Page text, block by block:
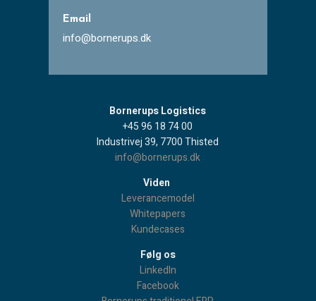
Email
info@bornerups.dk
Bornerups Logistics
+45 96 18 74 00
Industrivej 39, 7700 Thisted
info@bornerups.dk
Viden
Leverancemodel
Whitepapers
Kundecases
Følg os
LinkedIn
Facebook